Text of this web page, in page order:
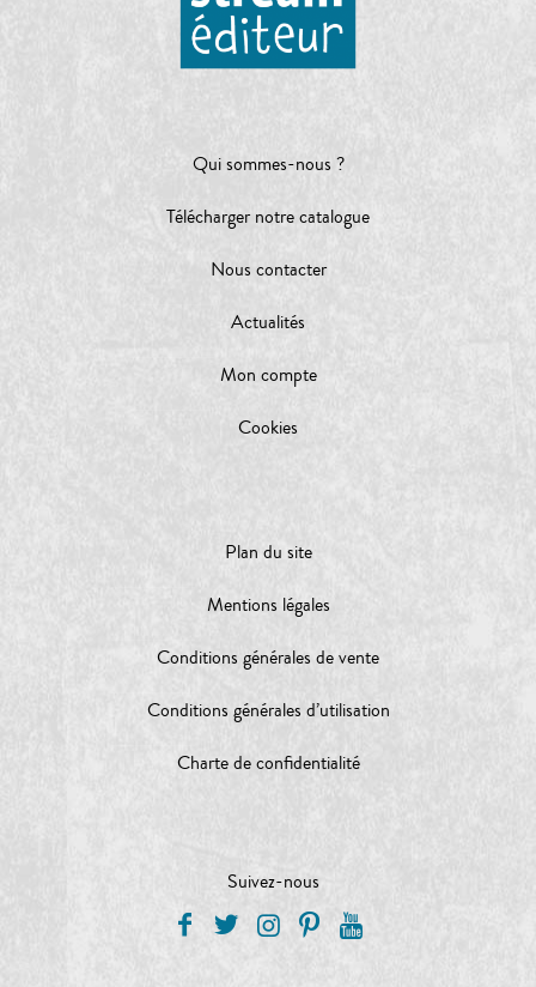
Qui sommes-nous ?
Télécharger notre catalogue
Nous contacter
Actualités
Mon compte
Cookies
Plan du site
Mentions légales
Conditions générales de vente
Conditions générales d’utilisation
Charte de confidentialité
Suivez-nous